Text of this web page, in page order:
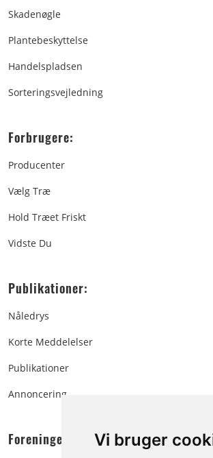
Vi bruger
Skadenøgle
Plantebeskyttelse
Handelspladsen
Sorteringsvejledning
Forbrugere:
Producenter
Vælg Træ
Hold Træet Friskt
Vidste Du
Publikationer:
Nåledrys
Korte Meddelelser
Publikationer
Annoncering
Foreningen: